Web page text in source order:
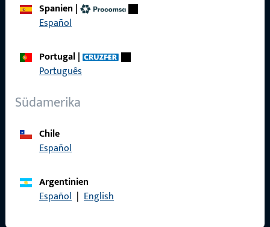
Spanien |
Español
Portugal|
Português
Südamerika
Chile
Español
Argentinien
Español | English
Schnelleinstieg